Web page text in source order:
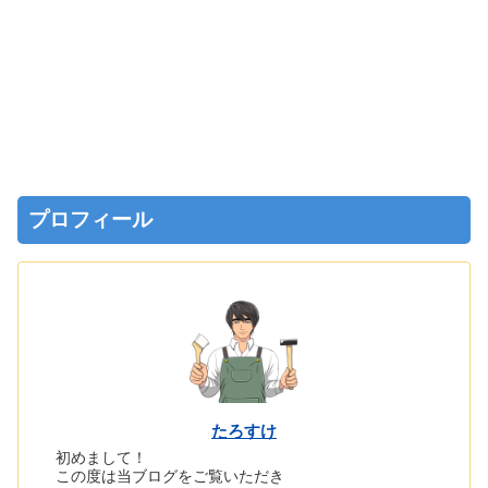
プロフィール
たろすけ
初めまして！
この度は当ブログをご覧いただき